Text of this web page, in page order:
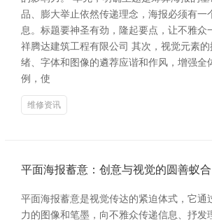
品、膨大举止依然传递理念，海报必须有一
息。标题要神圣有劲，隆起要点，让不雅众
祥腾达建筑工程有限公司 其次，视觉元素
绪、字体和图像的遴荐应谐和作风，增强全
例，使
维修资讯
平面海报蓄意：创意与视觉的圆善蚁合
平面海报蓄意是视觉传达的紧迫体式，它通
力的图像和笔墨，向不雅众传递信息、抒发